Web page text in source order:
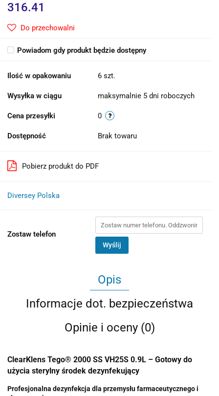
316.41
Do przechowalni
Powiadom gdy produkt będzie dostępny
Ilość w opakowaniu 6 szt.
Wysyłka w ciągu maksymalnie 5 dni roboczych
Cena przesyłki 0
Dostępność Brak towaru
Pobierz produkt do PDF
Diversey Polska
Zostaw telefon
Wyślij
Opis
Informacje dot. bezpieczeństwa
Opinie i oceny (0)
ClearKlens Tego® 2000 SS VH25S 0.9L – Gotowy do
użycia sterylny środek dezynfekujący
Profesjonalna dezynfekcja dla przemysłu farmaceutycznego i